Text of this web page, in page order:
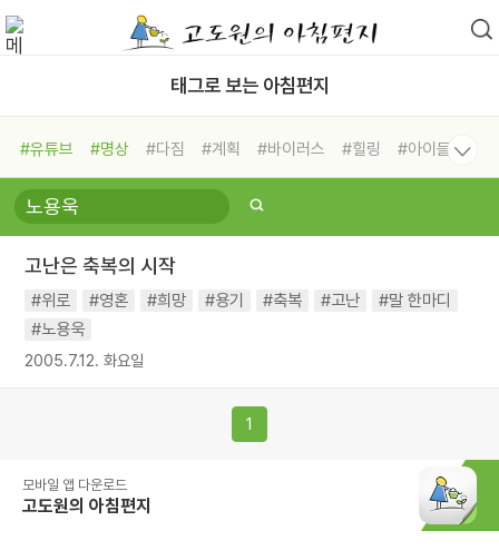
태그로 보는 아침편지
#유튜브 #명상 #다짐 #계획 #바이러스 #힐링
#아이들
#비전캠프
#독서캠프 #삶
#희망
#나눔 #친구 #링컨학교
#독서
#건강 #면역력
고난은 축복의 시작
#위로 #영혼 #희망 #용기 #축복 #고난
#말 한마디
#노용욱
2005.7.12. 화요일
1
모바일 앱 다운로드
고도원의 아침편지